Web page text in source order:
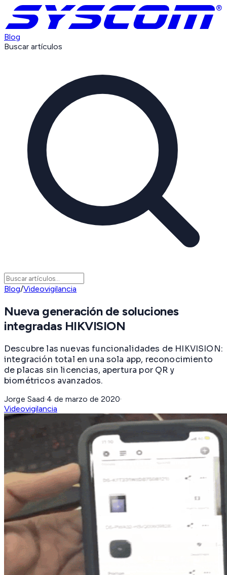
Blog
Buscar artículos
Blog/Videovigilancia
Nueva generación de soluciones
integradas HIKVISION
Descubre las nuevas funcionalidades de HIKVISION:
integración total en una sola app, reconocimiento
de placas sin licencias, apertura por QR y
biométricos avanzados.
Jorge Saad·4 de marzo de 2020·
Videovigilancia